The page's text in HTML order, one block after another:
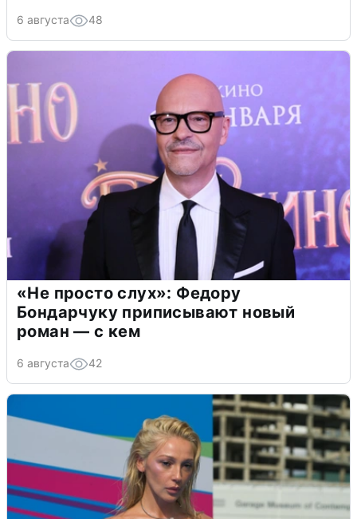
6 августа 48
«Не просто слух»: Федору
Бондарчуку приписывают новый
роман — с кем
6 августа 42